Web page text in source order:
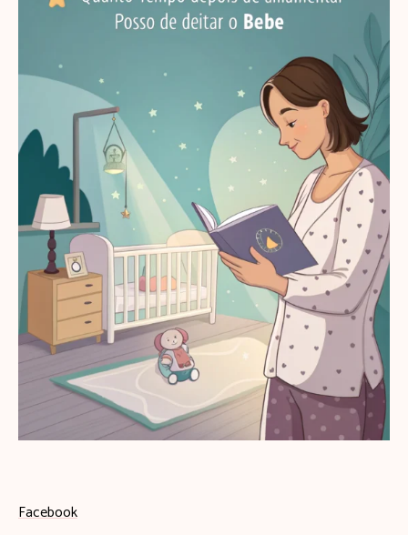
Facebook